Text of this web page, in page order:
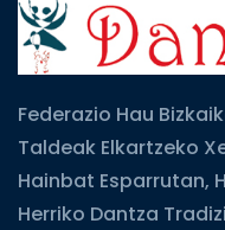
Federazio Hau
Taldeak Elkartzeko
Hainbat Esparrutan,
Herriko Dantza